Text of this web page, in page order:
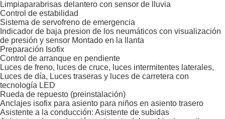
Limpiaparabrisas delantero con sensor de lluvia
Control de estabilidad
Sistema de servofreno de emergencia
Indicador de baja presion de los neumáticos con visualización
de presión y sensor Montado en la llanta
Preparación Isofix
Control de arranque en pendiente
Luces de freno, luces de cruce, luces intermitentes laterales,
Luces de día, Luces traseras y luces de carretera con
tecnología LED
Rueda de repuesto (preinstalación)
Anclajes isofix para asiento para niños en asiento trasero
Asistente a la conducción: Asistente de subidas